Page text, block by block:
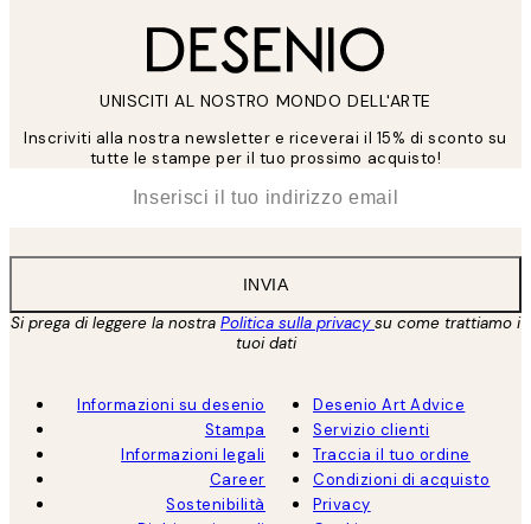
UNISCITI AL NOSTRO MONDO DELL'ARTE
Inscriviti alla nostra newsletter e riceverai il 15% di sconto su
tutte le stampe per il tuo prossimo acquisto!
INVIA
Si prega di leggere la nostra Politica sulla privacysu come trattiamo i
tuoi dati
Informazioni su desenio
Stampa
Informazioni legali
Career
Sostenibilità
Desenio Art Advice
Servizio clienti
Traccia il tuo ordine
Condizioni di acquisto
Privacy